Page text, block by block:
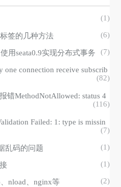
(1)
签的几种方法 (6)
用seata0.9实现分布式事务 (7)
connection receive subscrib
(82)
错MethodNotAllowed: status 4
(116)
Failed: 1: type is missin
(7)
乱码的问题 (1)
(1)
nload、nginx等 (2)